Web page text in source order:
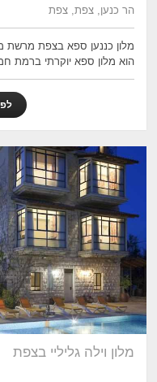
הר כנען, צפת, צפת
מלון כננען ספא בצפת מרשת
הוא מלון ספא יוקרתי ברמת
מלון וילה גליליי בצפת